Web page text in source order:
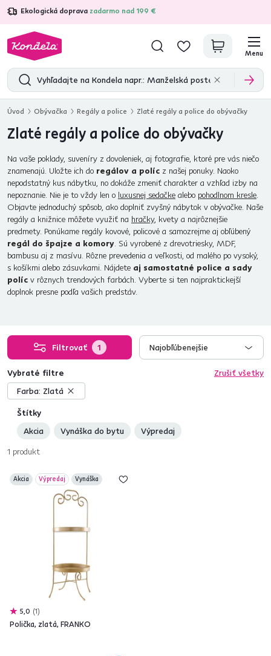
Ekologická doprava zadarmo nad 199 €
4,7 31 211overených produktových recenzií
Menu
Úvod Obývačka Regály a police Zlaté regály a police do obývačky
Zlaté regály a police do obývačky
Na vaše poklady, suveníry z dovoleniek, aj fotografie, ktoré pre vás niečo
znamenajú. Uložte ich do regálov a políc z našej ponuky. Naoko
nepodstatný kus nábytku, no dokáže zmeniť charakter a vzhľad izby na
nepoznanie. Nie je to vždy len o luxusnej sedačke alebo pohodlnom kresle.
Objavte jednoduchý spôsob, ako doplniť zvyšný nábytok v obývačke. Naše
regály a knižnice môžete využiť na hračky, kvety a najrôznejšie
predmety. Ponúkame regály kovové, policové a samozrejme aj obľúbený
regál do špajze a komory. Sú vyrobené z drevotriesky, MDF,
bambusu aj z masívu. Rôzne prevedenia a veľkosti, od malého po vysoký,
s košíkmi alebo zásuvkami. Nájdete aj samostatné police a sady
políc v rôznych trendových farbách. Vyberte si ten najpraktickejší
doplnok presne podľa vašich predstáv.
Filtrovať 1 Najobľúbenejšie
Štítky
Akcia
Vynáška do bytu Výpredaj
Vybraté filtre
Zrušiť všetky
Farba: Zlatá
1 produkt
Akcia Výpredaj Vynáška
5,0 1
Polička, zlatá, FRANKO